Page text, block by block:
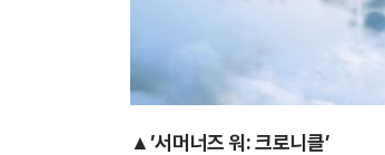
▲’서머너즈 워: 크로니클’